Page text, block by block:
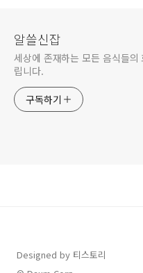
알쓸신잡
세상에 존재하는 모든 음식들의
립니다.
구독하기
Designed by 티스토리